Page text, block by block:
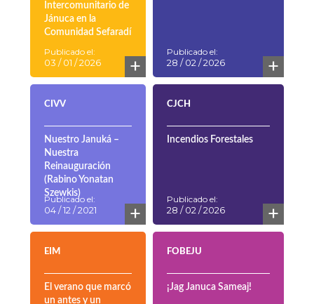
Intercomunitario de
Jánuca en la
Comunidad Sefaradí
Publicado el:
03 / 01 / 2026 +
Publicado el:
28 / 02 / 2026 +
CIVV
Nuestro Januká –
Nuestra
Reinauguración
(Rabino Yonatan
Szewkis)
Publicado el:
04 / 12 / 2021 +
CJCH
Incendios Forestales
Publicado el:
28 / 02 / 2026 +
EIM
El verano que marcó
un antes y un
FOBEJU
¡Jag Januca Sameaj!